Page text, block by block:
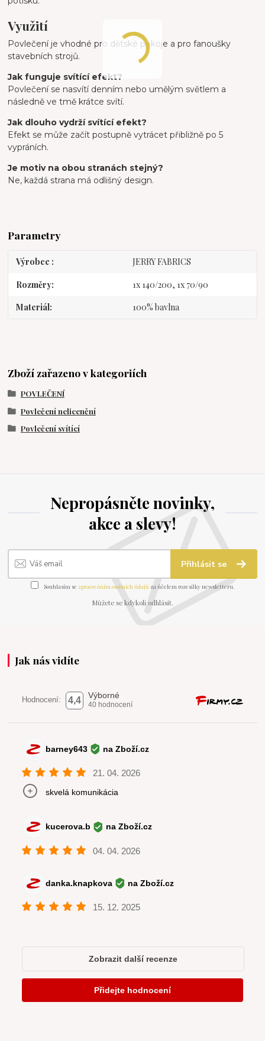
Využití
Povlečení je vhodné pro dětské pokoje a pro fanoušky
stavebních strojů.
Jak funguje svítící efekt?
Povlečení se nasvítí denním nebo umělým světlem a
následně ve tmě krátce svítí.
Jak dlouho vydrží svítící efekt?
Efekt se může začít postupně vytrácet přibližně po 5
vypráních.
Je motiv na obou stranách stejný?
Ne, každá strana má odlišný design.
Parametry
Výrobce JERRY FABRICS
Rozměry 1x 140/200, 1x 70/90
Materiál 100% bavlna
Zboží zařazeno v kategoriích
POVLEČENÍ
Povlečení nelicenční
Povlečení svítící
Nepropásněte novinky,
akce a slevy!
Přihlásit se
Souhlasím se zpracováním osobních údajů za účelem rozesílky newsletteru.
Můžete se kdykoli odhlásit.
Jak nás vidíte